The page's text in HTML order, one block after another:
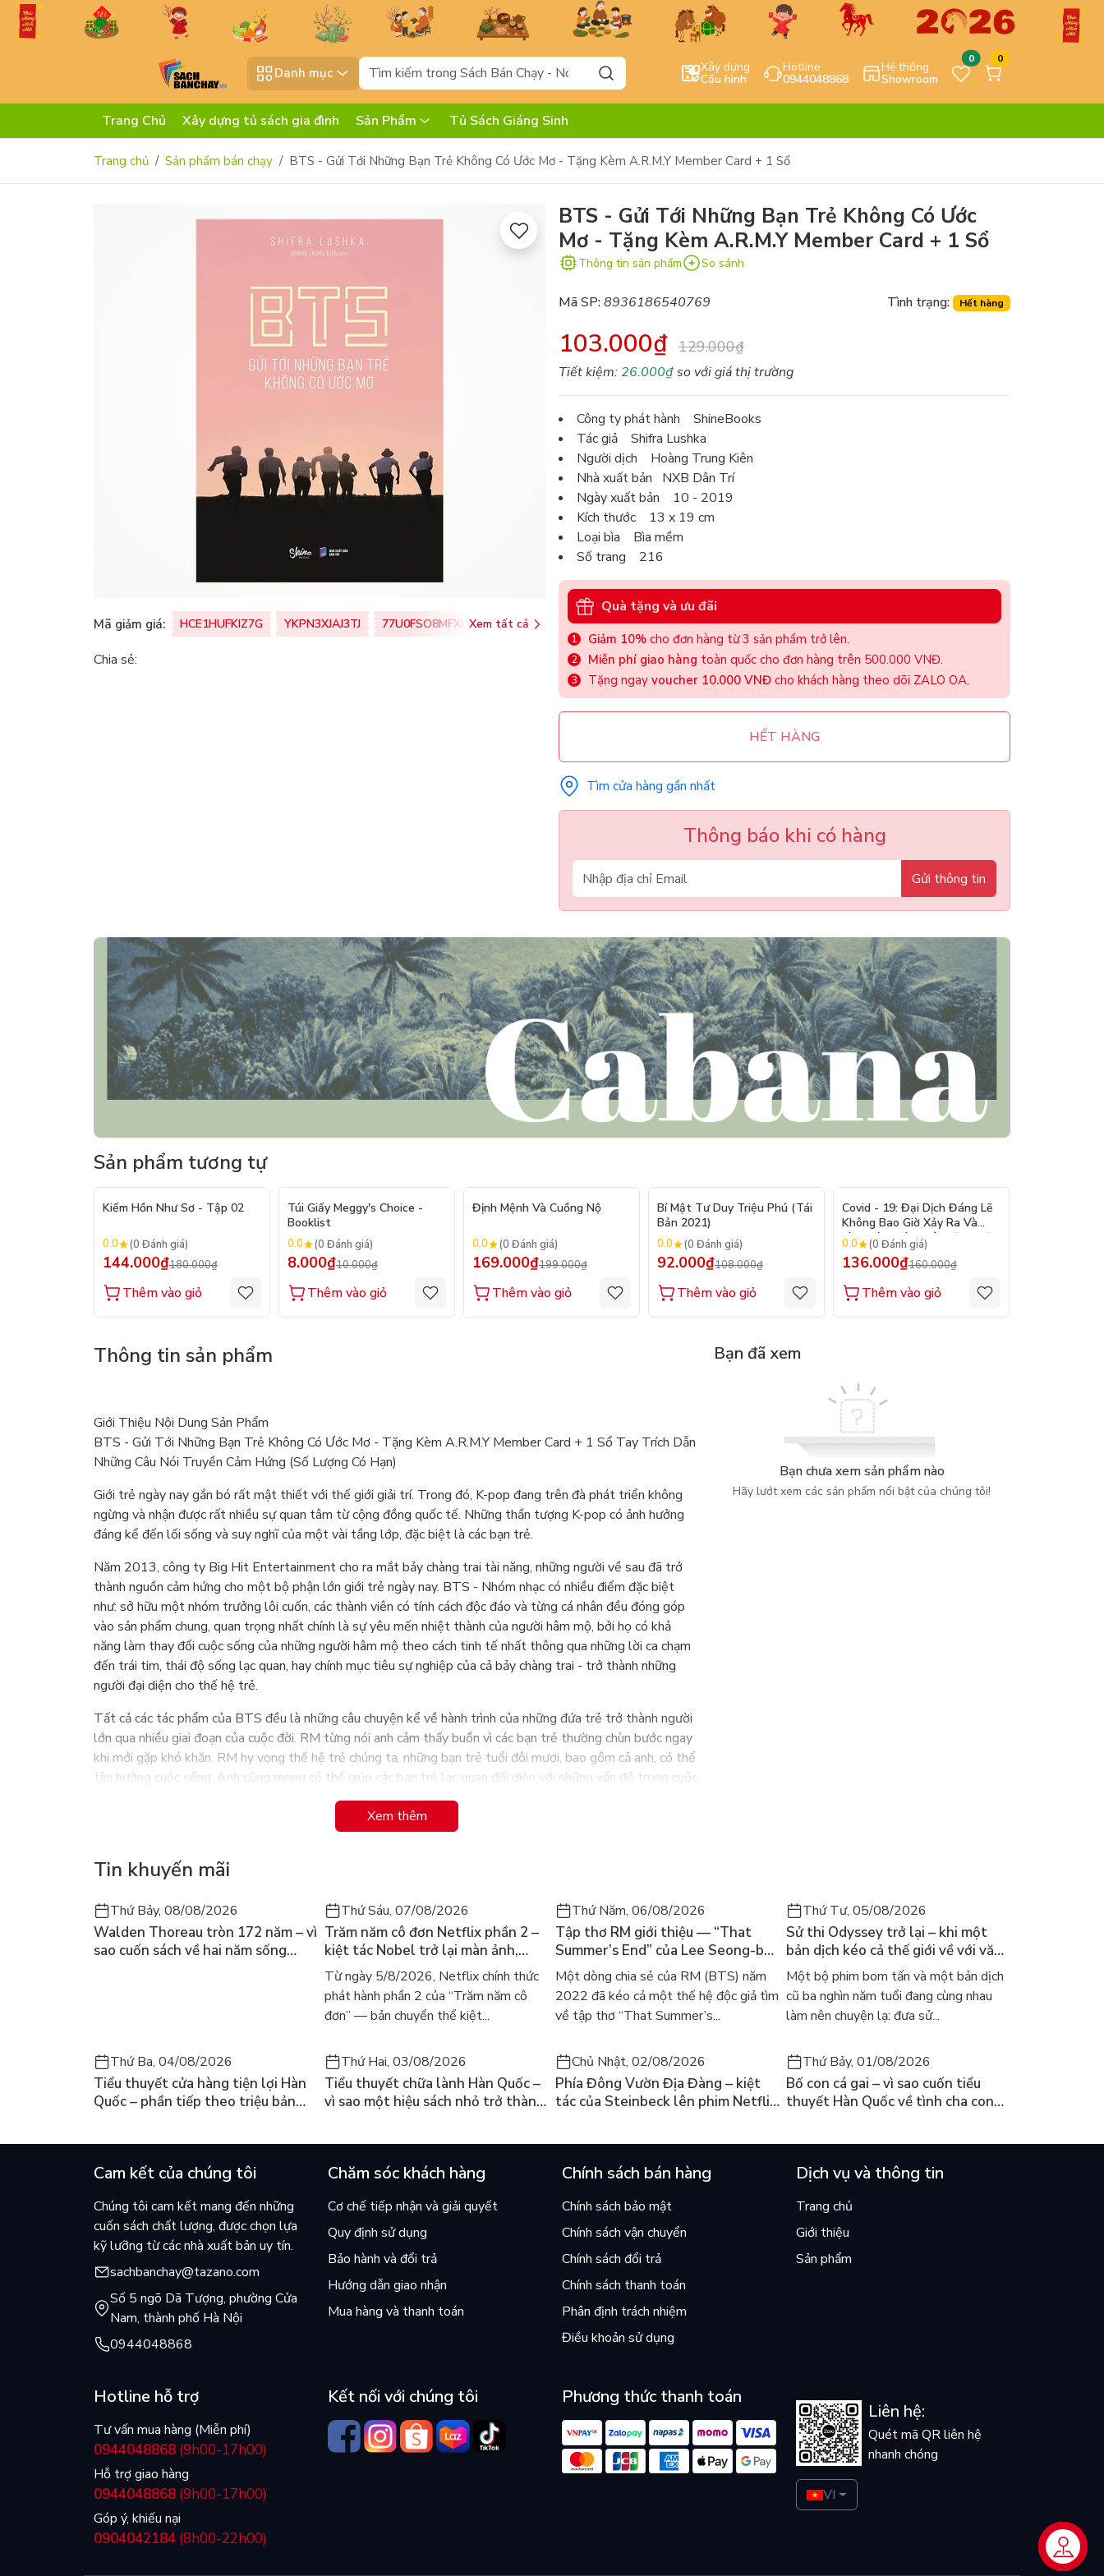
Danh mục Xây dựng
Cấu hình
Hotline
0944048868
Hệ thống
Showroom
0 0
Trang Chủ Xây dựng tủ sách gia đình Sản Phẩm Tủ Sách Giáng Sinh
Trang chủ Sản phẩm bán chạy BTS - Gửi Tới Những Bạn Trẻ Không Có Ước Mơ - Tặng Kèm A.R.M.Y Member Card + 1 Sổ
Mã giảm giá: HCE1HUFKIZ7G YKPN3XJAJ3TJ 77U0FSO8MFXU Xem tất cả
Chia sẻ:
BTS - Gửi Tới Những Bạn Trẻ Không Có Ước
Mơ - Tặng Kèm A.R.M.Y Member Card + 1 Sổ
Thông tin sản phẩm So sánh
Mã SP:8936186540769 Tình trạng: Hết hàng
103.000₫ 129.000₫
Tiết kiệm: 26.000₫so với giá thị trường
Công ty phát hành ShineBooks
Tác giả Shifra Lushka
Người dịch Hoàng Trung Kiên
Nhà xuất bản NXB Dân Trí
Ngày xuất bản 10 - 2019
Kích thước 13 x 19 cm
Loại bìa Bìa mềm
Số trang 216
Quà tặng và ưu đãi
Giảm 10% cho đơn hàng từ 3 sản phẩm trở lên.
Miễn phí giao hàng toàn quốc cho đơn hàng trên 500.000 VNĐ.
Tặng ngay voucher 10.000 VNĐ cho khách hàng theo dõi ZALO OA.
HẾT HÀNG
Tìm cửa hàng gần nhất
Thông báo khi có hàng
Gửi thông tin
Sản phẩm tương tự
- 20%
Kiếm Hồn Như Sơ - Tập 02
0.0 (0 Đánh giá)
144.000₫180.000₫
Thêm vào giỏ
Túi Giấy Meggy's Choice -
Booklist
0.0 (0 Đánh giá)
8.000₫10.000₫
Thêm vào giỏ
- 15%
Định Mệnh Và Cuồng Nộ
0.0 (0 Đánh giá)
169.000₫199.000₫
Thêm vào giỏ
- 15%
Bí Mật Tư Duy Triệu Phú (Tái
Bản 2021)
0.0 (0 Đánh giá)
92.000₫108.000₫
Thêm vào giỏ
- 15%
Covid - 19: Đại Dịch Đáng Lẽ
Không Bao Giờ Xảy Ra Và
Làm Cách Nào Để Ngăn Chặn
Đại Dịch Kế Tiếp
0.0 (0 Đánh giá)
136.000₫160.000₫
Thêm vào giỏ
Thông tin sản phẩm
Giới Thiệu Nội Dung Sản Phẩm
BTS - Gửi Tới Những Bạn Trẻ Không Có Ước Mơ - Tặng Kèm A.R.M.Y Member Card + 1 Sổ Tay Trích Dẫn
Những Câu Nói Truyền Cảm Hứng (Số Lượng Có Hạn)
Giới trẻ ngày nay gắn bó rất mật thiết với thế giới giải trí. Trong đó, K-pop đang trên đà phát triển không
ngừng và nhận được rất nhiều sự quan tâm từ cộng đồng quốc tế. Những thần tượng K-pop có ảnh hưởng
đáng kể đến lối sống và suy nghĩ của một vài tầng lớp, đặc biệt là các bạn trẻ.
Năm 2013, công ty Big Hit Entertainment cho ra mắt bảy chàng trai tài năng, những người về sau đã trở
thành nguồn cảm hứng cho một bộ phận lớn giới trẻ ngày nay. BTS - Nhóm nhạc có nhiều điểm đặc biệt
như: sở hữu một nhóm trưởng lôi cuốn, các thành viên có tính cách độc đáo và từng cá nhân đều đóng góp
vào sản phẩm chung, quan trọng nhất chính là sự yêu mến nhiệt thành của người hâm mộ, bởi họ có khả
năng làm thay đổi cuộc sống của những người hâm mộ theo cách tinh tế nhất thông qua những lời ca chạm
đến trái tim, thái độ sống lạc quan, hay chính mục tiêu sự nghiệp của cả bảy chàng trai - trở thành những
người đại diện cho thế hệ trẻ.
Tất cả các tác phẩm của BTS đều là những câu chuyện kể về hành trình của những đứa trẻ trở thành người
lớn qua nhiều giai đoạn của cuộc đời. RM từng nói anh cảm thấy buồn vì các bạn trẻ thường chùn bước ngay
khi mới gặp khó khăn. RM hy vọng thế hệ trẻ chúng ta, những bạn trẻ tuổi đôi mươi, bao gồm cả anh, có thể
tận hưởng cuộc sống. Anh cũng mong có thể giúp các bạn trẻ lạc quan đối diện với những vấn đề trong cuộc
sống. Và dù thế thế nào, chúng ta cũng phải biết yêu quý chính bản thân mình.
Dành tặng tất cả những A.R.M.Y đang đọc cuốn sách này:
Hãy cứ ước mơ, hãy thử sức với những điều mới lạ, thoát ra khỏi vùng an toàn của chính mình! Bởi tất cả các
bạn đều rất tuyệt vời và thông minh.
Đồng thời, xin được dành tặng cuốn sách này tới tất cả những bạn trẻ không có ước mơ.
Xem thêm
Bạn đã xem
Bạn chưa xem sản phẩm nào
Hãy lướt xem các sản phẩm nổi bật của chúng tôi!
Tin khuyến mãi
Thứ Bảy, 08/08/2026
Walden Thoreau tròn 172 năm – vì
sao cuốn sách về hai năm sống
Thứ Sáu, 07/08/2026
Trăm năm cô đơn Netflix phần 2 –
kiệt tác Nobel trở lại màn ảnh,
dòng người tìm đọc lại García
Márquez
Từ ngày 5/8/2026, Netflix chính thức
phát hành phần 2 của “Trăm năm cô
đơn” — bản chuyển thể kiệt...
Thứ Năm, 06/08/2026
Tập thơ RM giới thiệu — “That
Summer’s End” của Lee Seong-bok
ra mắt bản tiếng Anh sau 4 năm
gây sốt
Một dòng chia sẻ của RM (BTS) năm
2022 đã kéo cả một thế hệ độc giả tìm
về tập thơ “That Summer’s...
Thứ Tư, 05/08/2026
Sử thi Odyssey trở lại – khi một
bản dịch kéo cả thế giới về với văn
học kinh điển
Một bộ phim bom tấn và một bản dịch
cũ ba nghìn năm tuổi đang cùng nhau
làm nên chuyện lạ: đưa sử...
Thứ Ba, 04/08/2026
Tiểu thuyết cửa hàng tiện lợi Hàn
Quốc – phần tiếp theo triệu bản
Thứ Hai, 03/08/2026
Tiểu thuyết chữa lành Hàn Quốc –
vì sao một hiệu sách nhỏ trở thành
Chủ Nhật, 02/08/2026
Phía Đông Vườn Địa Đàng – kiệt
tác của Steinbeck lên phim Netflix
Thứ Bảy, 01/08/2026
Bố con cá gai – vì sao cuốn tiểu
thuyết Hàn Quốc về tình cha con
Cam kết của chúng tôi
Chúng tôi cam kết mang đến những
cuốn sách chất lượng, được chọn lựa
kỹ lưỡng từ các nhà xuất bản uy tín.
sachbanchay@tazano.com
Số 5 ngõ Dã Tượng, phường Cửa
Nam, thành phố Hà Nội
0944048868
Chăm sóc khách hàng
Cơ chế tiếp nhận và giải quyết
Quy định sử dụng
Bảo hành và đổi trả
Hướng dẫn giao nhận
Mua hàng và thanh toán
Chính sách bán hàng
Chính sách bảo mật
Chính sách vận chuyển
Chính sách đổi trả
Chính sách thanh toán
Phân định trách nhiệm
Điều khoản sử dụng
Dịch vụ và thông tin
Trang chủ
Giới thiệu
Sản phẩm
Hotline hỗ trợ
Tư vấn mua hàng (Miễn phí)
0944048868 (9h00-17h00)
Hỗ trợ giao hàng
0944048868 (9h00-17h00)
Góp ý, khiếu nại
0904042184 (8h00-22h00)
Kết nối với chúng tôi Phương thức thanh toán
Liên hệ:
Quét mã QR liên hệ
nhanh chóng
VI
Liên hệ